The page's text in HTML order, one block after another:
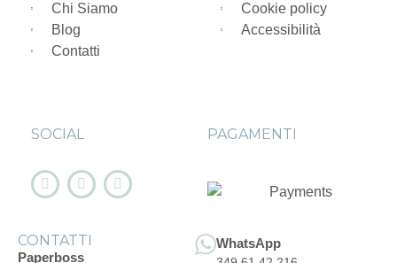
Chi Siamo
Blog
Contatti
SOCIAL
Cookie policy
Accessibilità
PAGAMENTI
CONTATTI
Paperboss
WhatsApp